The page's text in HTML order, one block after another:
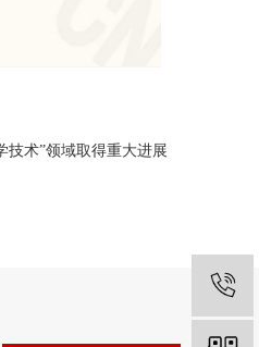
技术”领域取得重大进展